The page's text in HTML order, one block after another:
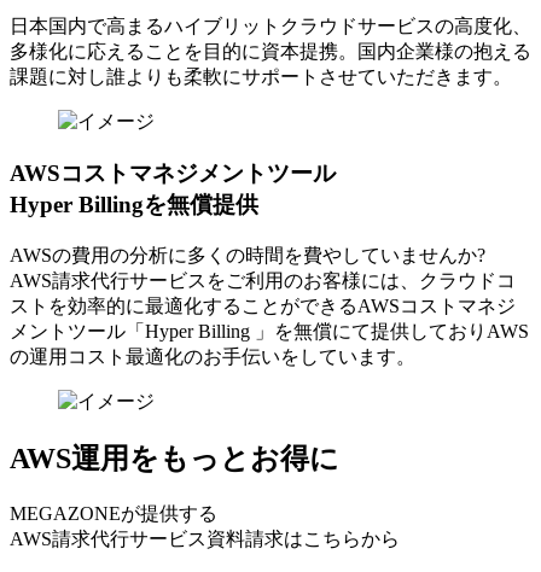
日本国内で高まるハイブリットクラウドサービスの高度化、
多様化に応えることを目的に資本提携。国内企業様の抱える
課題に対し誰よりも柔軟にサポートさせていただきます。
AWSコストマネジメントツール
Hyper Billingを無償提供
AWSの費⽤の分析に多くの時間を費やしていませんか?
AWS請求代⾏サービスをご利⽤のお客様には、クラウドコ
ストを効率的に最適化することができるAWSコストマネジ
メントツール「Hyper Billing 」を無償にて提供しておりAWS
の運⽤コスト最適化のお⼿伝いをしています。
AWS運用をもっとお得に
MEGAZONEが提供する
AWS請求代行サービス資料請求はこちらから